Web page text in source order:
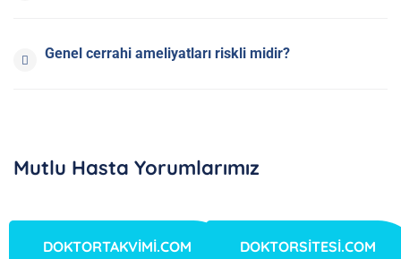
Genel cerrahi ameliyatları riskli midir?
Mutlu Hasta Yorumlarımız
DOKTORTAKVİMİ.COM DOKTORSİTESİ.COM